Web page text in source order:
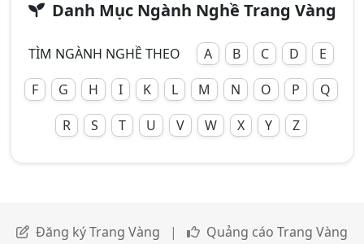
Danh Mục Ngành Nghề Trang Vàng
TÌM NGÀNH NGHỀ THEO A B C D
E
F
G H I K L M N O P
Q
R
S T U V W X Y Z
Đăng ký Trang Vàng | Quảng cáo Trang Vàng